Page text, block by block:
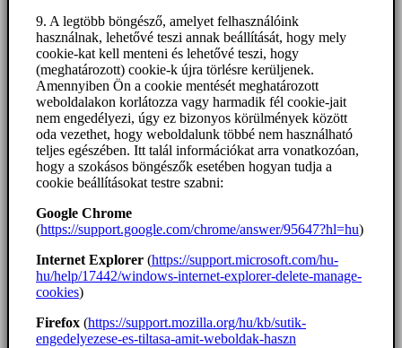
9. A legtöbb böngésző, amelyet felhasználóink
használnak, lehetővé teszi annak beállítását, hogy mely
cookie-kat kell menteni és lehetővé teszi, hogy
(meghatározott) cookie-k újra törlésre kerüljenek.
Amennyiben Ön a cookie mentését meghatározott
weboldalakon korlátozza vagy harmadik fél cookie-jait
nem engedélyezi, úgy ez bizonyos körülmények között
oda vezethet, hogy weboldalunk többé nem használható
teljes egészében. Itt talál információkat arra vonatkozóan,
hogy a szokásos böngészők esetében hogyan tudja a
cookie beállításokat testre szabni:
Google Chrome
(https://support.google.com/chrome/answer/95647?hl=hu)
Internet Explorer (https://support.microsoft.com/hu-
hu/help/17442/windows-internet-explorer-delete-manage-
cookies)
Firefox (https://support.mozilla.org/hu/kb/sutik-
engedelyezese-es-tiltasa-amit-weboldak-haszn